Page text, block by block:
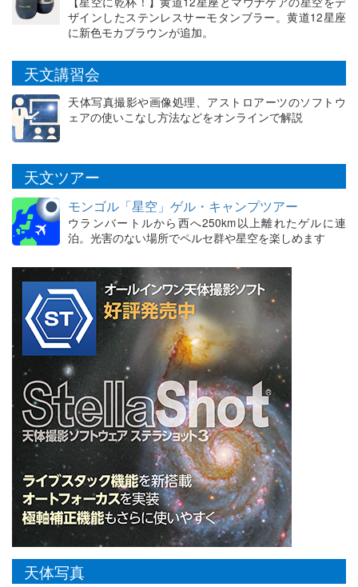
ザインしたステンレスサーモタンブラー。黄道12星座
に新色モカブラウンが追加。
天文講習会
天体写真撮影や画像処理、アストロアーツのソフトウ
ェアの使いこなし方法などをオンラインで解説
天文ツアー
モンゴル「星空」ゲル・キャンプツアー
ウランバートルから西へ250km以上離れたゲルに連
泊。光害のない場所でペルセ群や星空を楽しめます
天体写真